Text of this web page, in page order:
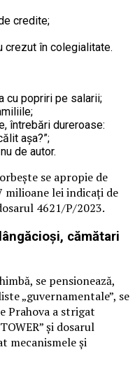
credite;
crezut în colegialitate.
cu popriri pe salarii;
întrebări dureroase:
așa?”;
de autor.
se apropie de
milioane lei indicați de
4621/P/2023.
cămătari
se pensionează,
„guvernamentale”, se
Prahova a strigat
și dosarul
mecanismele și